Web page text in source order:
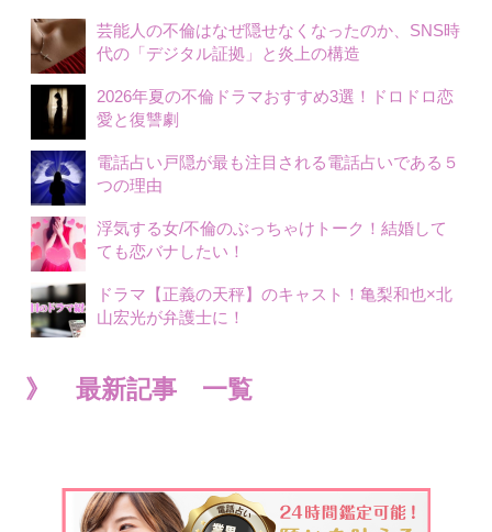
芸能人の不倫はなぜ隠せなくなったのか、SNS時
代の「デジタル証拠」と炎上の構造
2026年夏の不倫ドラマおすすめ3選！ドロドロ恋
愛と復讐劇
電話占い戸隠が最も注目される電話占いである５
つの理由
浮気する女/不倫のぶっちゃけトーク！結婚して
ても恋バナしたい！
ドラマ【正義の天秤】のキャスト！亀梨和也×北
山宏光が弁護士に！
》 最新記事 一覧